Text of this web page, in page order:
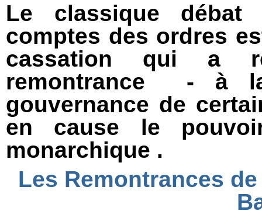
Le classique
comptes des ordres
cassation qui a
remontrance - à
gouvernance de
en cause le
monarchique .
Les Remontrances de